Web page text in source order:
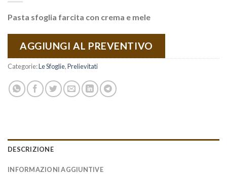
Pasta sfoglia farcita con crema e mele
AGGIUNGI AL PREVENTIVO
Categorie:Le Sfoglie,Prelievitati
DESCRIZIONE
INFORMAZIONI AGGIUNTIVE